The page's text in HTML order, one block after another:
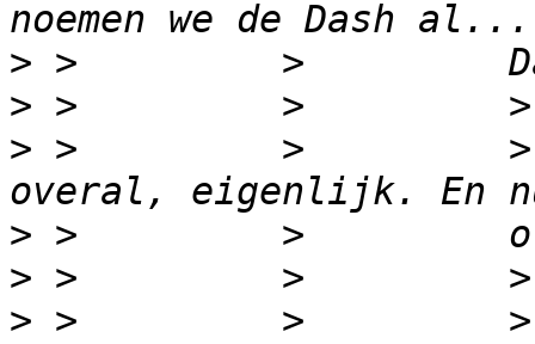
>
>
> >         >         >
>
>
> >         >         >